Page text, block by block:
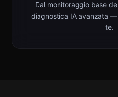
Dal monitoraggio base
diagnostica IA avanzata —
te.